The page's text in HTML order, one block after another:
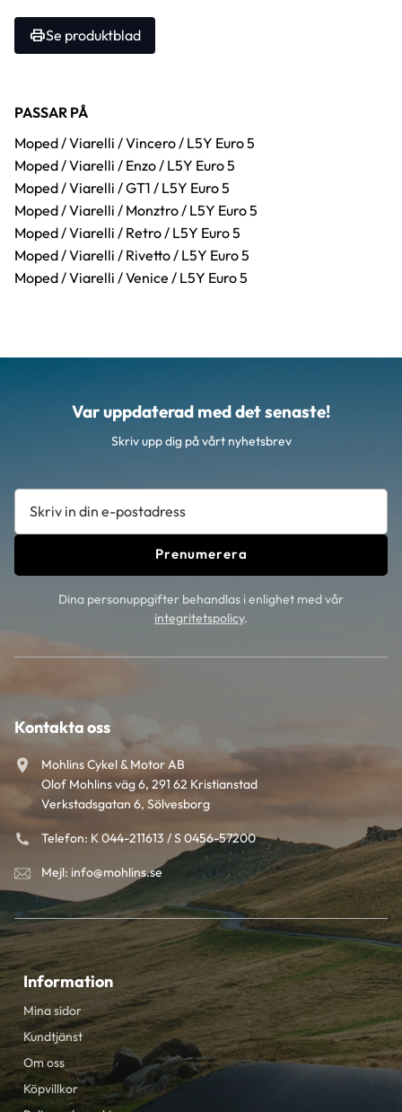
Se produktblad
PASSAR PÅ
Moped / Viarelli / Vincero / L5Y Euro 5
Moped / Viarelli / Enzo / L5Y Euro 5
Moped / Viarelli / GT1 / L5Y Euro 5
Moped / Viarelli / Monztro / L5Y Euro 5
Moped / Viarelli / Retro / L5Y Euro 5
Moped / Viarelli / Rivetto / L5Y Euro 5
Moped / Viarelli / Venice / L5Y Euro 5
Var uppdaterad med det senaste!
Skriv upp dig på vårt nyhetsbrev
Prenumerera
Dina personuppgifter behandlas i enlighet med vår
integritetspolicy.
Kontakta oss
Mohlins Cykel & Motor AB
Olof Mohlins väg 6, 291 62 Kristianstad
Verkstadsgatan 6, Sölvesborg
Telefon: K 044-211613 / S 0456-57200
Mejl: info@mohlins.se
Information
Mina sidor
Kundtjänst
Om oss
Köpvillkor